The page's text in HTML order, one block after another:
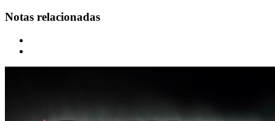
Notas relacionadas